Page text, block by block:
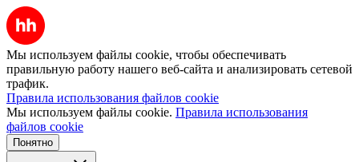
Мы используем файлы cookie, чтобы обеспечивать
правильную работу нашего веб-сайта и анализировать сетевой
трафик.
Правила использования файлов cookie
Мы используем файлы cookie. Правила использования
файлов cookie
Понятно